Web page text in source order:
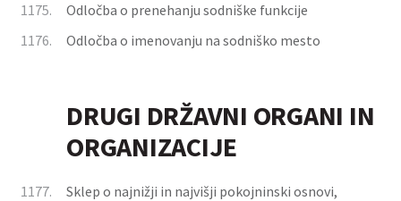
1175.
Odločba o prenehanju sodniške funkcije
1176.
Odločba o imenovanju na sodniško mesto
DRUGI DRŽAVNI ORGANI IN
ORGANIZACIJE
1177.
Sklep o najnižji in najvišji pokojninski osnovi,